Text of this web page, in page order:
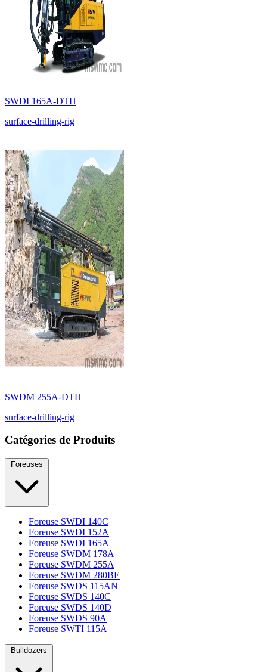
SWDI 165A-DTH
surface-drilling-rig
SWDM 255A-DTH
surface-drilling-rig
Catégories de Produits
Foreuses
Foreuse SWDI 140C
Foreuse SWDI 152A
Foreuse SWDI 165A
Foreuse SWDM 178A
Foreuse SWDM 255A
Foreuse SWDM 280BE
Foreuse SWDS 115AN
Foreuse SWDS 140C
Foreuse SWDS 140D
Foreuse SWDS 90A
Foreuse SWTI 115A
Bulldozers